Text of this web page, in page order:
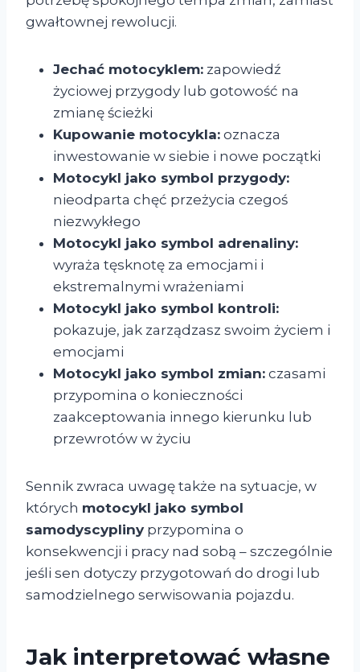
gwałtownej rewolucji.
Jechać motocyklem: zapowiedź
życiowej przygody lub gotowość na
zmianę ścieżki
Kupowanie motocykla: oznacza
inwestowanie w siebie i nowe początki
Motocykl jako symbol przygody:
nieodparta chęć przeżycia czegoś
niezwykłego
Motocykl jako symbol adrenaliny:
wyraża tęsknotę za emocjami i
ekstremalnymi wrażeniami
Motocykl jako symbol kontroli:
pokazuje, jak zarządzasz swoim życiem i
emocjami
Motocykl jako symbol zmian: czasami
przypomina o konieczności
zaakceptowania innego kierunku lub
przewrotów w życiu
Sennik zwraca uwagę także na sytuacje, w
których motocykl jako symbol
samodyscypliny przypomina o
konsekwencji i pracy nad sobą – szczególnie
jeśli sen dotyczy przygotowań do drogi lub
samodzielnego serwisowania pojazdu.
Jak interpretować własne